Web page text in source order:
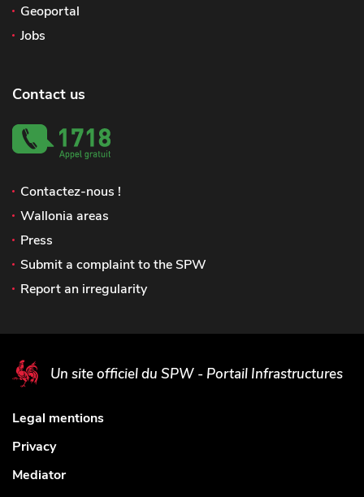
Geoportal
Jobs
Contact us
Contactez-nous !
Wallonia areas
Press
Submit a complaint to the SPW
Report an irregularity
Un site officiel du SPW - Portail Infrastructures
Legal mentions
Privacy
Mediator